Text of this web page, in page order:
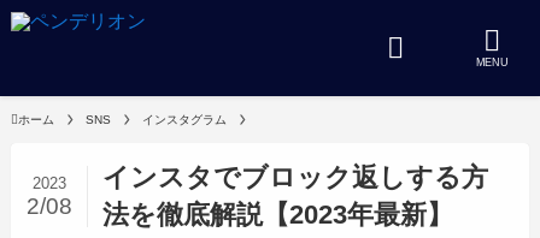
MENU
ホーム SNS インスタグラム
インスタでブロック返しする方
法を徹底解説【2023年最新】
2023
2/08